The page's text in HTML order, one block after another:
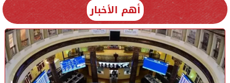
أهم الأخبار